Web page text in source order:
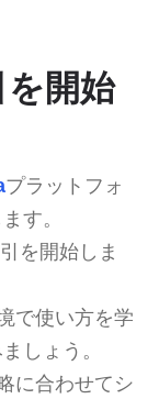
開始
プラットフォ
す。
を開始しま
で使い方を学
しょう。
に合わせてシ